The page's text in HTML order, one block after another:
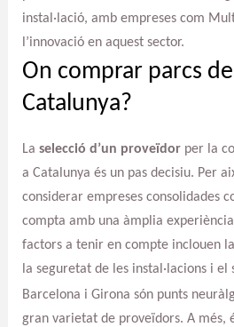
instal·lació, amb empreses com
l’innovació en aquest sector.
On comprar parcs
Catalunya?
La selecció d’un proveïdorper la
a Catalunya és un pas decisiu. Per
considerar empreses consolidades
compta amb una àmplia
factors a tenir en compte inclouen
la seguretat de les instal·lacions i el
Barcelona i Girona són punts
gran varietat de proveïdors. A més,